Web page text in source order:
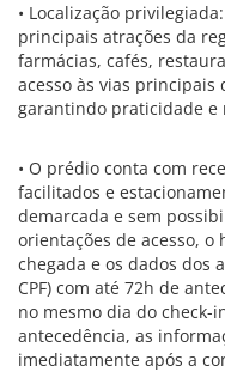
• Localização
principais atrações da
farmácias, cafés,
acesso às vias principais
garantindo praticidade e
• O prédio conta com
facilitados e
demarcada e sem
orientações de acesso,
chegada e os dados dos
CPF) com até 72h de
no mesmo dia do check-
antecedência, as
imediatamente após a